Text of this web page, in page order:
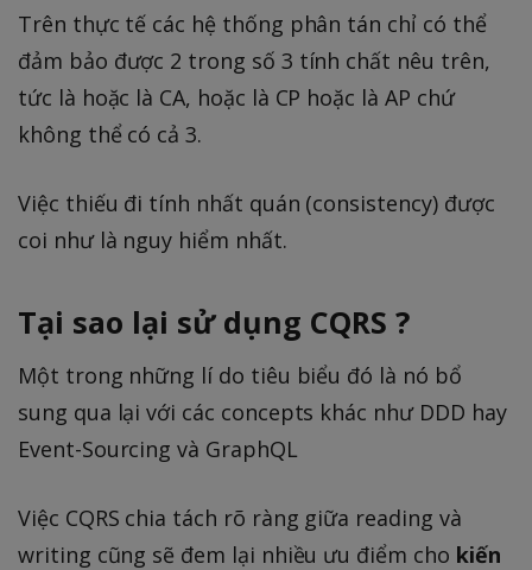
Trên thực tế các hệ thống phân tán chỉ có thể
đảm bảo được 2 trong số 3 tính chất nêu trên,
tức là hoặc là CA, hoặc là CP hoặc là AP chứ
không thể có cả 3.
Việc thiếu đi tính nhất quán (consistency) được
coi như là nguy hiểm nhất.
Tại sao lại sử dụng CQRS ?
Một trong những lí do tiêu biểu đó là nó bổ
sung qua lại với các concepts khác như DDD hay
Event-Sourcing và GraphQL
Việc CQRS chia tách rõ ràng giữa reading và
writing cũng sẽ đem lại nhiều ưu điểm cho kiến